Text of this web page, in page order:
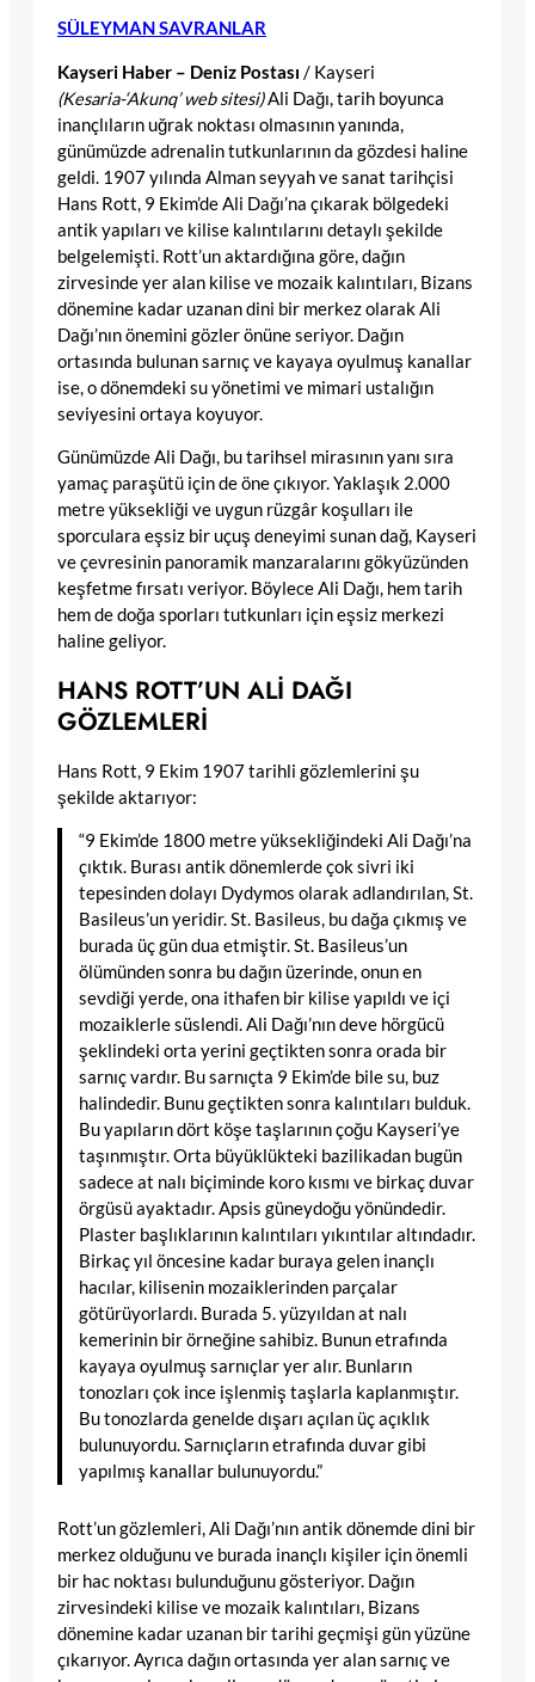
SÜLEYMAN SAVRANLAR
Kayseri Haber – Deniz Postası / Kayseri
(Kesaria-‘Akunq’ web sitesi)Ali Dağı, tarih boyunca
inançlıların uğrak noktası olmasının yanında,
günümüzde adrenalin tutkunlarının da gözdesi haline
geldi. 1907 yılında Alman seyyah ve sanat tarihçisi
Hans Rott, 9 Ekim’de Ali Dağı’na çıkarak bölgedeki
antik yapıları ve kilise kalıntılarını detaylı şekilde
belgelemişti. Rott’un aktardığına göre, dağın
zirvesinde yer alan kilise ve mozaik kalıntıları, Bizans
dönemine kadar uzanan dini bir merkez olarak Ali
Dağı’nın önemini gözler önüne seriyor. Dağın
ortasında bulunan sarnıç ve kayaya oyulmuş kanallar
ise, o dönemdeki su yönetimi ve mimari ustalığın
seviyesini ortaya koyuyor.
Günümüzde Ali Dağı, bu tarihsel mirasının yanı sıra
yamaç paraşütü için de öne çıkıyor. Yaklaşık 2.000
metre yüksekliği ve uygun rüzgâr koşulları ile
sporculara eşsiz bir uçuş deneyimi sunan dağ, Kayseri
ve çevresinin panoramik manzaralarını gökyüzünden
keşfetme fırsatı veriyor. Böylece Ali Dağı, hem tarih
hem de doğa sporları tutkunları için eşsiz merkezi
haline geliyor.
HANS ROTT’UN ALİ DAĞI
GÖZLEMLERİ
Hans Rott, 9 Ekim 1907 tarihli gözlemlerini şu
şekilde aktarıyor:
“9 Ekim’de 1800 metre yüksekliğindeki Ali Dağı’na
çıktık. Burası antik dönemlerde çok sivri iki
tepesinden dolayı Dydymos olarak adlandırılan, St.
Basileus’un yeridir. St. Basileus, bu dağa çıkmış ve
burada üç gün dua etmiştir. St. Basileus’un
ölümünden sonra bu dağın üzerinde, onun en
sevdiği yerde, ona ithafen bir kilise yapıldı ve içi
mozaiklerle süslendi. Ali Dağı’nın deve hörgücü
şeklindeki orta yerini geçtikten sonra orada bir
sarnıç vardır. Bu sarnıçta 9 Ekim’de bile su, buz
halindedir. Bunu geçtikten sonra kalıntıları bulduk.
Bu yapıların dört köşe taşlarının çoğu Kayseri’ye
taşınmıştır. Orta büyüklükteki bazilikadan bugün
sadece at nalı biçiminde koro kısmı ve birkaç duvar
örgüsü ayaktadır. Apsis güneydoğu yönündedir.
Plaster başlıklarının kalıntıları yıkıntılar altındadır.
Birkaç yıl öncesine kadar buraya gelen inançlı
hacılar, kilisenin mozaiklerinden parçalar
götürüyorlardı. Burada 5. yüzyıldan at nalı
kemerinin bir örneğine sahibiz. Bunun etrafında
kayaya oyulmuş sarnıçlar yer alır. Bunların
tonozları çok ince işlenmiş taşlarla kaplanmıştır.
Bu tonozlarda genelde dışarı açılan üç açıklık
bulunuyordu. Sarnıçların etrafında duvar gibi
yapılmış kanallar bulunuyordu.”
Rott’un gözlemleri, Ali Dağı’nın antik dönemde dini bir
merkez olduğunu ve burada inançlı kişiler için önemli
bir hac noktası bulunduğunu gösteriyor. Dağın
zirvesindeki kilise ve mozaik kalıntıları, Bizans
dönemine kadar uzanan bir tarihi geçmişi gün yüzüne
çıkarıyor. Ayrıca dağın ortasında yer alan sarnıç ve